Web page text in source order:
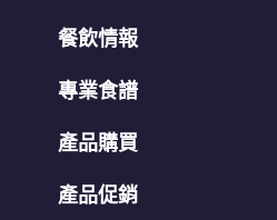
餐飲情報
專業食譜
產品購買
產品促銷